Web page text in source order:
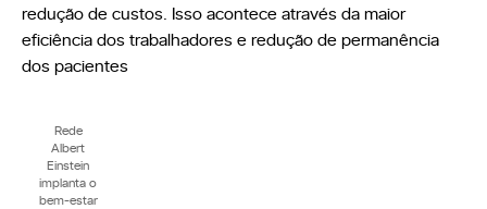
redução de custos. Isso acontece através da maior
eficiência dos trabalhadores e redução de permanência
dos pacientes
Rede
Albert
Einstein
implanta o
bem-estar